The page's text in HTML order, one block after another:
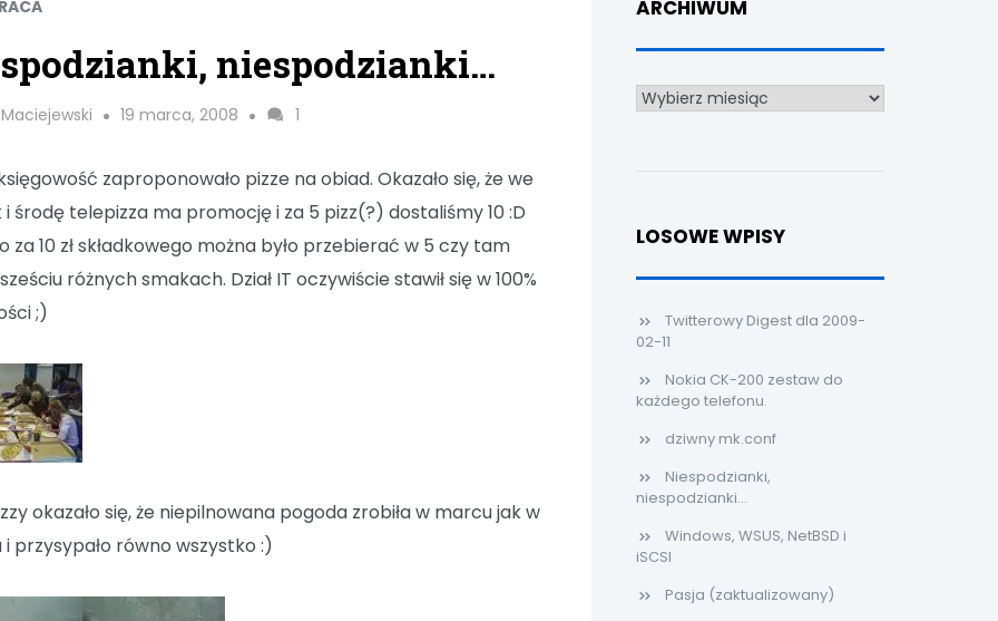
niespodzianki…
19 marca, 2008 1
zaproponowało pizze na obiad. Okazało się, że we
środę telepizza ma promocję i za 5 pizz(?) dostaliśmy 10 :D
za 10 zł składkowego można było przebierać w 5 czy tam
różnych smakach. Dział IT oczywiście stawił się w 100%
;)
okazało się, że niepilnowana pogoda zrobiła w marcu jak w
przysypało równo wszystko :)
ARCHIWUM
Archiwum
LOSOWE WPISY
Twitterowy Digest dla 2009-
02-11
Nokia CK-200 zestaw do
każdego telefonu.
dziwny mk.conf
Niespodzianki,
niespodzianki...
Windows, WSUS, NetBSD i
iSCSI
Pasja (zaktualizowany)